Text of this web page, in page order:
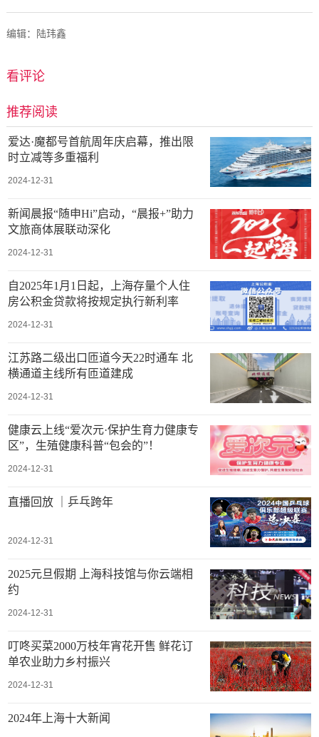
编辑：陆玮鑫
看评论
推荐阅读
爱达·魔都号首航周年庆启幕，推出限
时立减等多重福利
2024-12-31
新闻晨报“随申Hi”启动，“晨报+”助力
文旅商体展联动深化
2024-12-31
自2025年1月1日起，上海存量个人住
房公积金贷款将按规定执行新利率
2024-12-31
江苏路二级出口匝道今天22时通车 北
横通道主线所有匝道建成
2024-12-31
健康云上线“爱次元·保护生育力健康专
区”，生殖健康科普“包会的”！
2024-12-31
直播回放 ｜乒乓跨年
2024-12-31
2025元旦假期 上海科技馆与你云端相
约
2024-12-31
叮咚买菜2000万枝年宵花开售 鲜花订
单农业助力乡村振兴
2024-12-31
2024年上海十大新闻